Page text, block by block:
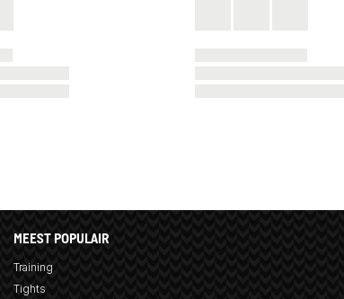
MEEST POPULAIR
Training
Tights